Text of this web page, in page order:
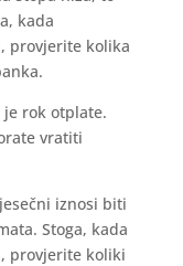
kada
provjerite kolika
rok otplate.
vratiti
iznosi biti
Stoga, kada
provjerite koliki